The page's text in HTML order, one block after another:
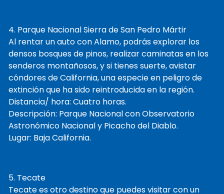
4. Parque Nacional Sierra de San Pedro Mártir
Al rentar un auto con Alamo, podrás explorar los
densos bosques de pinos, realizar caminatas en los
senderos montañosos, y si tienes suerte, avistar
cóndores de California, una especie en peligro de
extinción que ha sido reintroducida en la región.
Distancia/ hora: Cuatro horas.
Descripción: Parque Nacional con Observatorio
Astronómico Nacional y Picacho del Diablo.
Lugar: Baja California.
5. Tecate
Tecate es otro destino que puedes visitar con un